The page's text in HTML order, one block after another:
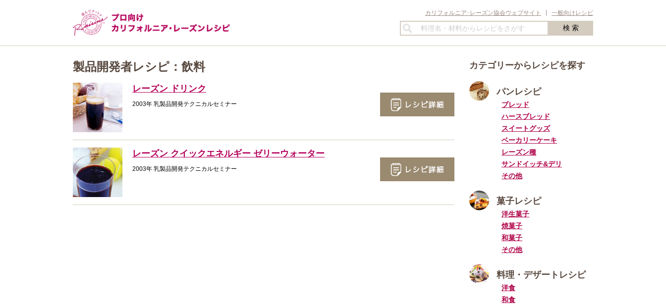
カリフォルニア･レーズン協会ウェブサイト 一般向けレシピ
製品開発者レシピ：飲料
レーズン ドリンク
2003年 乳製品開発テクニカルセミナー
レーズン クイックエネルギー ゼリーウォーター
2003年 乳製品開発テクニカルセミナー
カテゴリーからレシピを探す
パンレシピ
ブレッド
ハースブレッド
スイートグッズ
ベーカリーケーキ
レーズン種
サンドイッチ&デリ
その他
菓子レシピ
洋生菓子
焼菓子
和菓子
その他
料理・デザートレシピ
洋食
和食